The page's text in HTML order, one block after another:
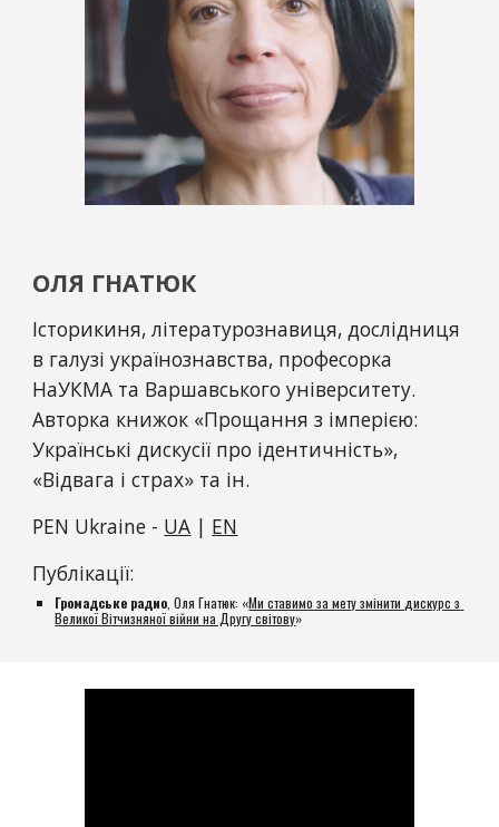
ОЛЯ ГНАТЮК
Історикиня, літературознавиця, дослідниця
в галузі українознавства, професорка
НаУКМА та Варшавського університету.
Авторка книжок «Прощання з імперією:
Українські дискусії про ідентичність»,
«Відвага і страх» та ін.
PEN Ukraine - UA | EN
Публікації:
Громадське радио , Оля Гнатюк: «Ми ставимо за мету змінити дискурс з
Великої Вітчизняної війни на Другу світову»